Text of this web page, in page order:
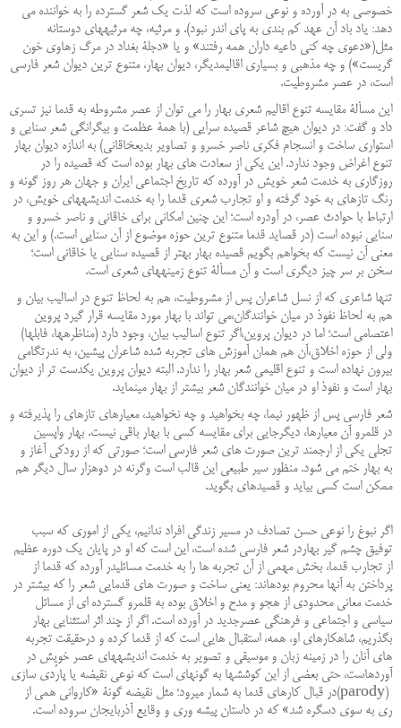
خصوصی به در آورده و نوعی سروده است که لذت یک شعر گسترده را به خواننده می
‏دهد: یاد باد آن عهد کم بندی به پای اندر نبود). و مرثیه، چه مرثیه‏های دوستانه
مثل(«دعوی چه کنی داعیه داران همه رفتند» و یا «دجلۀ بغداد در مرگ زهاوی خون
گریست») و چه مذهبی و بسیاری اقالیم‏دیگر، دیوان بهار، متنوع ‏ترین دیوان شعر فارسی
است، در عصر مشروطیت.
این مسألۀ مقایسه تنوع اقالیم شعری بهار را می ‏توان از عصر مشروطه به قدما نیز تسری
داد و گفت: در دیوان هیچ شاعر قصیده سرایی (با همۀ عظمت و بیگرانگی شعر سنایی و
استواری ساخت و انسجام فکری ناصر خسرو و تصاویر بدیع‏خاقانی) به اندازه دیوان بهار
تنوع اغراض وجود ندارد. این یکی از سعادت ‏های بهار بوده است که قصیده را در
روزگاری به خدمت شعر خویش در آورده که تاریخ اجتماعی ایران و جهان هر روز گونه و
رنگ تازه‏ای به خود گرفته ‏و او تجارب شعری قدما را به خدمت اندیشه‏های خویش، در
ارتباط با حوادث عصر، در آودره است؛ این چنین امکانی ‏برای خاقانی و ناصر خسرو و
سنایی نبوده است (در قصاید قدما متنوع ‏ترین حوزه موضوع از آن سنایی است.) و این به
‏معنی آن نیست که بخواهم بگویم قصیده بهار بهتر از قصیده سنایی یا خاقانی است؛
سخن بر سر چیز دیگری است و آن مسألۀ تنوع زمینه‏های شعری است.
تنها شاعری که از نسل شاعران پس از مشروطیت، هم به لحاظ تنوع در اسالیب بیان و
هم به لحاظ نفوذ در میان ‏خوانندگان،می ‏تواند با بهار مورد مقایسه قرار گیرد پروین
اعتصامی است؛ اما در دیوان پروین،اگر تنوع اسالیب بیان، وجود دارد (مناظره‏ها، فابل‏ها)
ولی از حوزه اخلاق،آن هم همان آموزش ‏های تجربه شده شاعران پیشین، به ندرت‏گامی
بیرون نهاده است و تنوع اقلیمی شعر بهار را ندارد. البته دیوان پروین یکدست ‏تر از دیوان
بهار است و نفوذ او در میان خوانندگان شعر بیشتر از بهار می‏نماید.
شعر فارسی پس از ظهور نیما، چه بخواهید و چه نخواهید، معیارهای تازه‏ای را پذیرفته و
در قلمرو آن معیارها، دیگرجایی برای مقایسه کسی با بهار باقی نیست. بهار واپسین
تجلی یکی از ارجمند ترین صورت ‏های شعر فارسی است؛ صورتی که از رودکی آغاز و
به بهار ختم می ‏شود. منظور سیر طبیعی این قالب است وگرنه در دوهزار سال دیگر هم
‏ممکن است کسی بیاید و قصیده‏ای بگوید.
اگر نبوغ را نوعی حسن تصادف در مسیر زندگی افراد ندانیم، یکی از اموری که سبب
توفیق چشم گیر بهاردر شعر فارسی ‏شده است، این است که او در پایان یک دوره عظیم
از تجارب قدما، بخش مهمی از آن تجربه ‏ها را به خدمت مسائلی‏در آورده که قدما از
پرداختن به آنها محروم بوده‏اند: یعنی ساخت و صورت ‏های قدمایی شعر را که بیشتر در
خدمت معانی محدودی از هجو و مدح و اخلاق بوده به قلمرو گسترده ‏ای از مسائل
سیاسی و اجتماعی و فرهنگی عصرجدید در آورده است. اگر از چند اثر استثنایی بهار
بگذریم، شاهکارهای او، همه، استقبال هایی است که از قدما کرده و درحقیقت تجربه‏
های آنان را در زمینه زبان و موسیقی و تصویر به خدمت اندیشه‏های عصر خویش در
آورده‏است، حتی بعضی از این کوششها به گونه‏ای است که نوعی نقیضه یا پارُدی سازی
(parody)در قبال کارهای قدما به ‏شمار می‏رود؛ مثل نقیضه گونۀ «کاروانی همی از
ری به سوی دسگره شد» که در داستان پیشه وری و وقایع آذربایجان ‏سروده است.